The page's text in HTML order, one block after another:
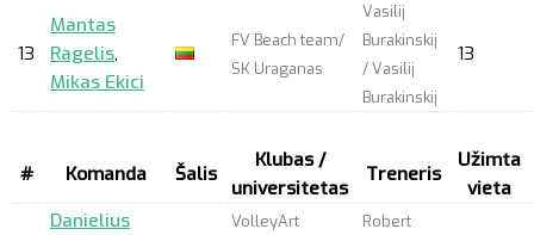
13
Mantas
Ragelis,
Mikas Ekici
FV Beach team/
SK Uraganas
Vasilij
Burakinskij
/ Vasilij
Burakinskij
13
# Komanda Šalis
Klubas /
universitetas
Treneris
Užimta
vieta
Danielius
VolleyArt
Robert